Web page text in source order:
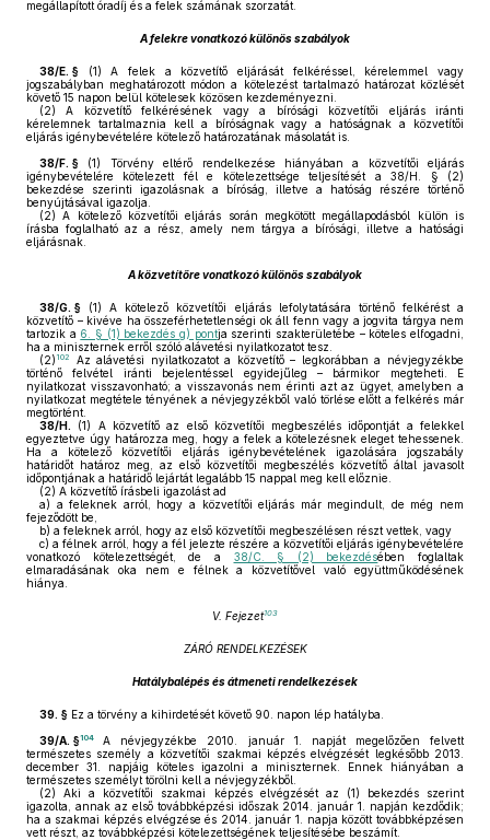
megállapított óradíj és a felek számának szorzatát.
A felekre vonatkozó különös szabályok
38/E. § (1) A felek a közvetítő eljárását felkéréssel, kérelemmel vagy
jogszabályban meghatározott módon a kötelezést tartalmazó határozat közlését
követő 15 napon belül kötelesek közösen kezdeményezni.
(2) A közvetítő felkérésének vagy a bírósági közvetítői eljárás iránti
kérelemnek tartalmaznia kell a bíróságnak vagy a hatóságnak a közvetítői
eljárás igénybevételére kötelező határozatának másolatát is.
38/F. § (1)
Törvény eltérő rendelkezése hiányában a közvetítői eljárás
igénybevételére kötelezett fél e kötelezettsége teljesítését a 38/H. § (2)
bekezdése szerinti igazolásnak a bíróság, illetve a hatóság részére történő
benyújtásával igazolja.
(2) A kötelező közvetítői eljárás során megkötött megállapodásból külön is
írásba foglalható az a rész, amely nem tárgya a bírósági, illetve a hatósági
eljárásnak.
A közvetítőre vonatkozó különös szabályok
38/G. § (1) A kötelező közvetítői eljárás lefolytatására történő felkérést a
közvetítő – kivéve ha összeférhetetlenségi ok áll fenn vagy a jogvita tárgya nem
tartozik a 6. § (1) bekezdés g) pontja szerinti szakterületébe – köteles elfogadni,
ha a miniszternek erről szóló alávetési nyilatkozatot tesz.
(2) 102
Az alávetési nyilatkozatot a közvetítő – legkorábban a névjegyzékbe
történő felvétel iránti bejelentéssel egyidejűleg – bármikor megteheti. E
nyilatkozat visszavonható; a visszavonás nem érinti azt az ügyet, amelyben a
nyilatkozat megtétele tényének a névjegyzékből való törlése előtt a felkérés már
megtörtént.
38/H. (1) A közvetítő az első közvetítői megbeszélés időpontját a felekkel
egyeztetve úgy határozza meg, hogy a felek a kötelezésnek eleget tehessenek.
Ha a kötelező közvetítői eljárás igénybevételének igazolására jogszabály
határidőt határoz meg, az első közvetítői megbeszélés közvetítő által javasolt
időpontjának a határidő lejártát legalább 15 nappal meg kell előznie.
(2) A közvetítő írásbeli igazolást ad
a) a feleknek arról, hogy a közvetítői eljárás már megindult, de még nem
fejeződött be,
b) a feleknek arról, hogy az első közvetítői megbeszélésen részt vettek, vagy
c) a félnek arról, hogy a fél jelezte részére a közvetítői eljárás igénybevételére
vonatkozó kötelezettségét, de a 38/C. § (2) bekezdésében foglaltak
elmaradásának oka nem e félnek a közvetítővel való együttműködésének
hiánya.
V. Fejezet103
ZÁRÓ RENDELKEZÉSEK
Hatálybalépés és átmeneti rendelkezések
39. § Ez a törvény a kihirdetését követő 90. napon lép hatályba.
39/A. §104
A névjegyzékbe 2010. január 1. napját megelőzően felvett
természetes személy a közvetítői szakmai képzés elvégzését legkésőbb 2013.
december 31. napjáig köteles igazolni a miniszternek. Ennek hiányában a
természetes személyt törölni kell a névjegyzékből.
(2) Aki a közvetítői szakmai képzés elvégzését az (1) bekezdés szerint
igazolta, annak az első továbbképzési időszak 2014. január 1. napján kezdődik;
ha a szakmai képzés elvégzése és 2014. január 1. napja között továbbképzésen
vett részt, az továbbképzési kötelezettségének teljesítésébe beszámít.